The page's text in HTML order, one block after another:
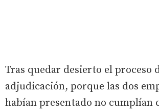
Tras quedar desierto el proceso
adjudicación, porque las dos
habían presentado no cumplían